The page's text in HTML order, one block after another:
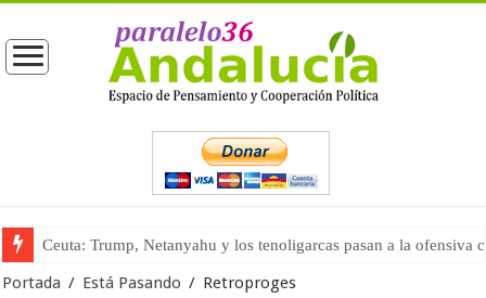
La masificación turística (tercera parte)
Portada / Está Pasando / Retroproges